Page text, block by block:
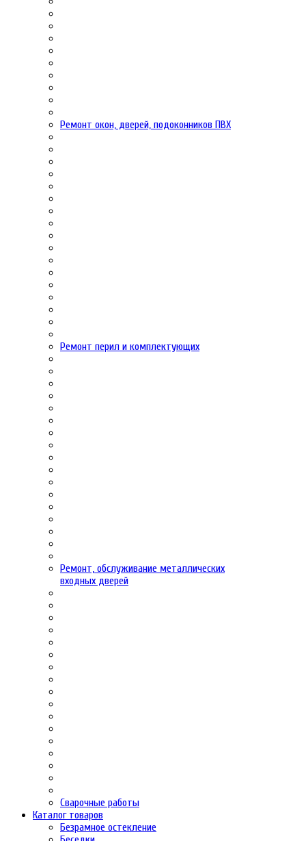
Ремонт окон, дверей, подоконников ПВХ
Ремонт перил и комплектующих
Ремонт, обслуживание металлических
входных дверей
Сварочные работы
Каталог товаров
Безрамное остекление